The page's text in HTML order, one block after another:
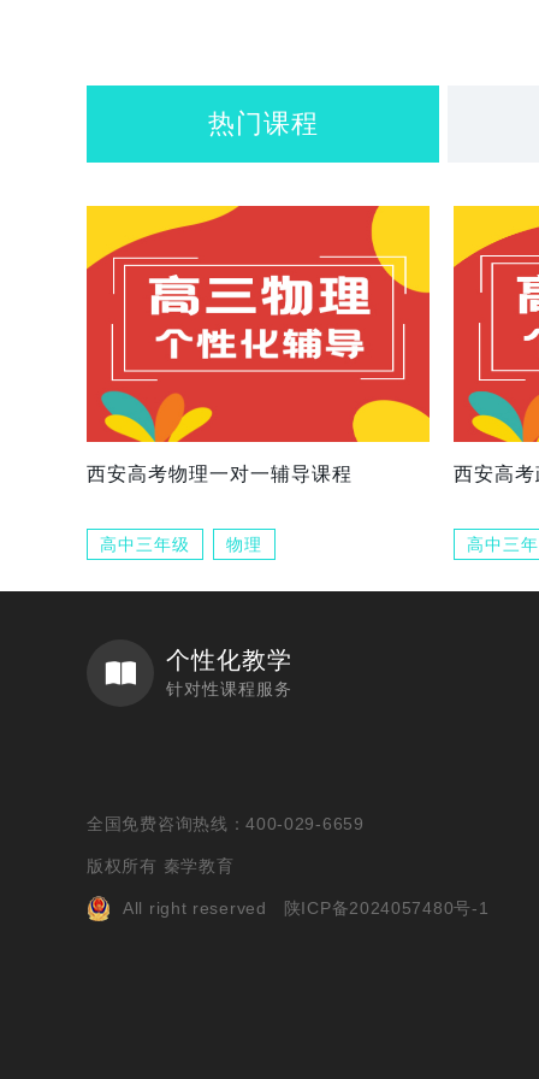
热门课程
西安高考物理一对一辅导课程
高中三年级 物理
西安高
高中三
个性化教学
针对性课程服务
全国免费咨询热线：400-029-6659
版权所有 秦学教育
All right reserved 陕ICP备2024057480号-1